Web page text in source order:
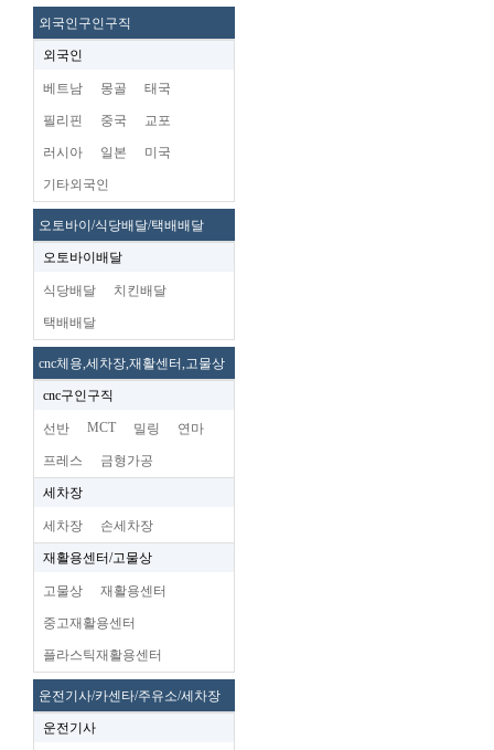
외국인구인구직
외국인
베트남 몽골 태국
필리핀 중국 교포
러시아 일본 미국
기타외국인
오토바이/식당배달/택배배달
오토바이배달
식당배달 치킨배달
택배배달
cnc체용,세차장,재활센터,고물상
cnc구인구직
선반 MCT 밀링 연마
프레스 금형가공
세차장
세차장 손세차장
재활용센터/고물상
고물상 재활용센터
중고재활용센터
플라스틱재활용센터
운전기사/카센타/주유소/세차장
운전기사